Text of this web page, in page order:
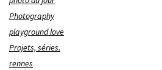
Photography
playground love
Projets, séries.
rennes